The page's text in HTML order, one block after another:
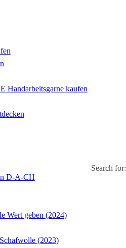
kaufen
D-A-CH
Wert geben (2024)
(2023)
Search for: